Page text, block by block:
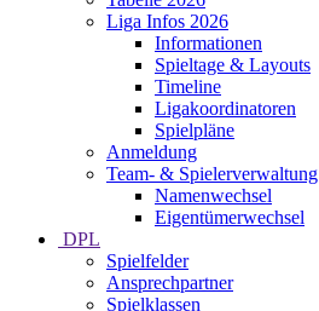
Liga Infos 2026
Informationen
Spieltage & Layouts
Timeline
Ligakoordinatoren
Spielpläne
Anmeldung
Team- & Spielerverwaltung
Namenwechsel
Eigentümerwechsel
DPL
Spielfelder
Ansprechpartner
Spielklassen